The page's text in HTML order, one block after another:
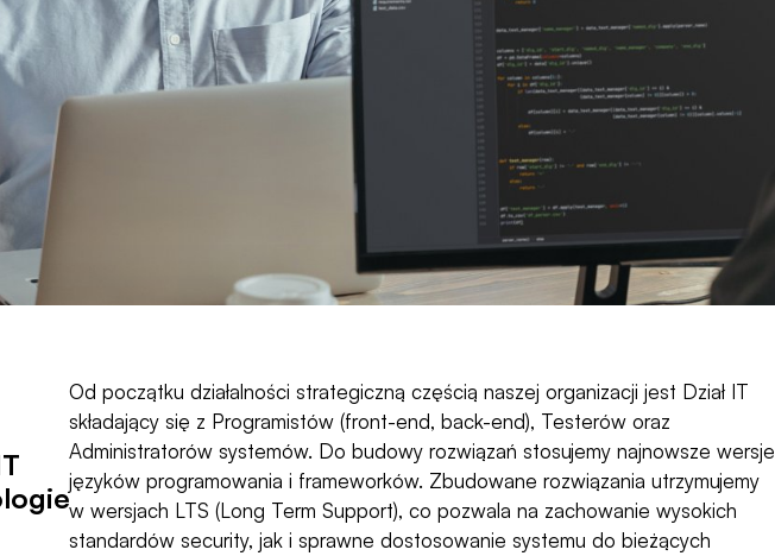
Od początku działalności strategiczną częścią naszej organizacji jest Dział IT
składający się z Programistów (front-end, back-end), Testerów oraz
Administratorów systemów. Do budowy rozwiązań stosujemy najnowsze wersje
języków programowania i frameworków. Zbudowane rozwiązania utrzymujemy
w wersjach LTS (Long Term Support), co pozwala na zachowanie wysokich
standardów security, jak i sprawne dostosowanie systemu do bieżących